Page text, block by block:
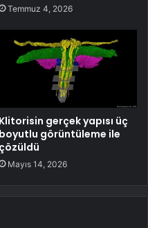
Temmuz 4, 2026
Klitorisin gerçek yapısı üç
boyutlu görüntüleme ile
çözüldü
Mayıs 14, 2026